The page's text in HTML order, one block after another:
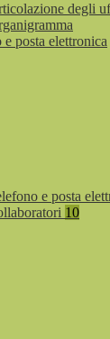
degli
e posta elettronica
e posta
10